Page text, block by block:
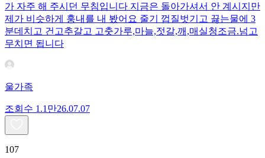
가 자주 해 주시던 무침입니다 지금은 돌아가셔서 안 계시지만
제가 비슷하게 훙내를 내 봤어요 줄기 껍질벗기고 끓는물에 3
분데치고 건고추갈고 고춧가루,마늘,젓갈,깨,매실청조금.넘고
무치면 됩니다
울가족
조회수 1.1만26.07.07
107